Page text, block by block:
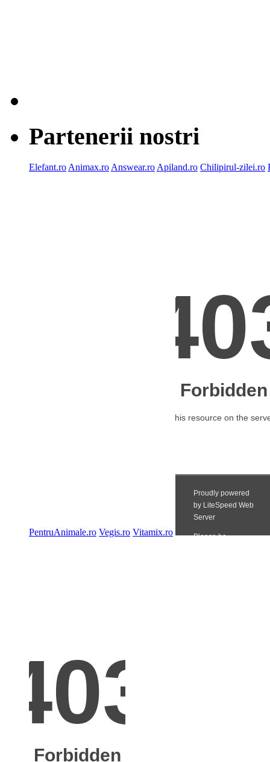
Partenerii nostri
Elefant.ro Animax.ro Answear.ro Apiland.ro Chilipirul-zilei.ro
PentruAnimale.ro Vegis.ro Vitamix.ro